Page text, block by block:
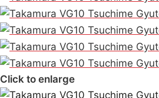
Click to enlarge